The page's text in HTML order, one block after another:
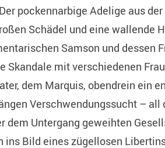
pockennarbige Adelige aus
Schädel und eine wallende
Samson und dessen
Skandale mit verschiedenen
dem Marquis, obendrein ein
Verschwendungssucht –
dem Untergang geweihten
ins Bild eines zügellosen